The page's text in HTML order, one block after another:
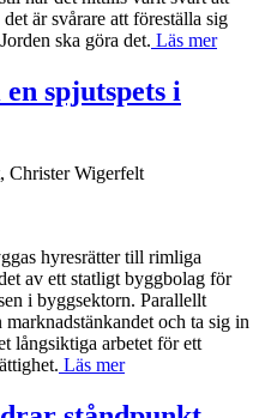
är svårare att föreställa sig
ska göra det. Läs mer
spjutspets i
Christer Wigerfelt
hyresrätter till rimliga
av ett statligt byggbolag för
i byggsektorn. Parallellt
och ta sig in
långsiktiga arbetet för ett
Läs mer